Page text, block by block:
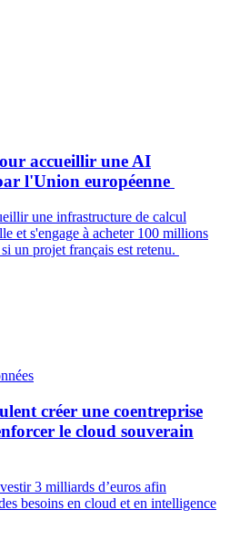
accueillir une AI
l'Union européenne
une infrastructure de calcul
et s'engage à acheter 100 millions
un projet français est retenu.
créer une coentreprise
le cloud souverain
3 milliards d’euros afin
besoins en cloud et en intelligence